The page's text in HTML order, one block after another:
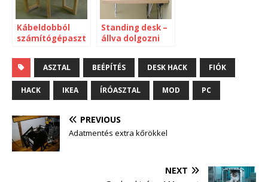
Kábeldobból
számítógépaszt
Standing desk –
állva dolgozni
ASZTAL BEÉPÍTÉS DESK HACK FIÓK
HACK IKEA ÍRÓASZTAL MOD PC
PREVIOUS
Adatmentés extra kőrökkel
NEXT